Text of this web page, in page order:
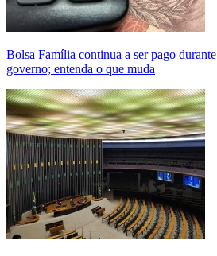
Bolsa Família continua a ser pago
governo; entenda o que muda